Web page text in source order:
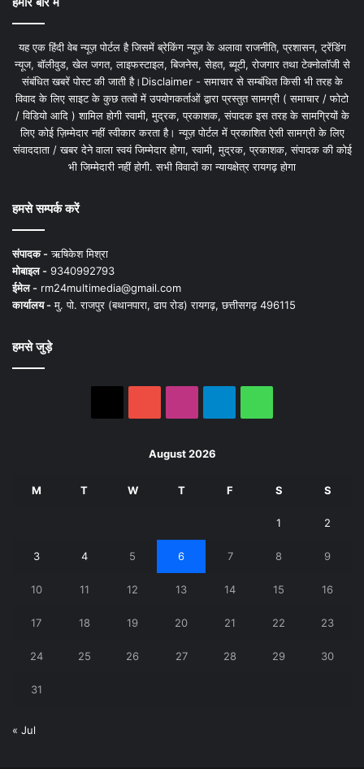
यह एक हिंदी वेब न्यूज़ पोर्टल है जिसमें ब्रेकिंग न्यूज़ के अलावा राजनीति, प्रशासन, ट्रेंडिंग
न्यूज, बॉलीवुड, खेल जगत, लाइफस्टाइल, बिजनेस, सेहत, ब्यूटी, रोजगार तथा टेक्नोलॉजी से
संबंधित खबरें पोस्ट की जाती है।Disclaimer - समाचार से सम्बंधित किसी भी तरह के
विवाद के लिए साइट के कुछ तत्वों में उपयोगकर्ताओं द्वारा प्रस्तुत सामग्री ( समाचार / फोटो
/ विडियो आदि ) शामिल होगी स्वामी, मुद्रक, प्रकाशक, संपादक इस तरह के सामग्रियों के
लिए कोई ज़िम्मेदार नहीं स्वीकार करता है। न्यूज़ पोर्टल में प्रकाशित ऐसी सामग्री के लिए
संवाददाता / खबर देने वाला स्वयं जिम्मेदार होगा, स्वामी, मुद्रक, प्रकाशक, संपादक की कोई
भी जिम्मेदारी नहीं होगी. सभी विवादों का न्यायक्षेत्र रायगढ़ होगा
हमसे सम्पर्क करें
संपादक -ऋषिकेश मिश्रा
मोबाइल - 9340992793
ईमेल - rm24multimedia@gmail.com
कार्यालय -मु. पो. राजपुर (बथानपारा, ढाप रोड) रायगढ़, छत्तीसगढ़ 496115
हमसे जुड़े
August 2026
M T W T F S S
1 2
3 4 5 6 7 8 9
10 11 12 13 14 15 16
17 18 19 20 21 22 23
24 25 26 27 28 29 30
31
« Jul